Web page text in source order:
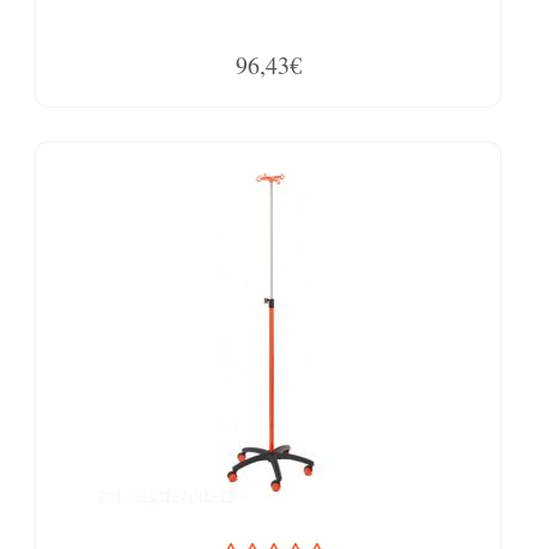
96,43€